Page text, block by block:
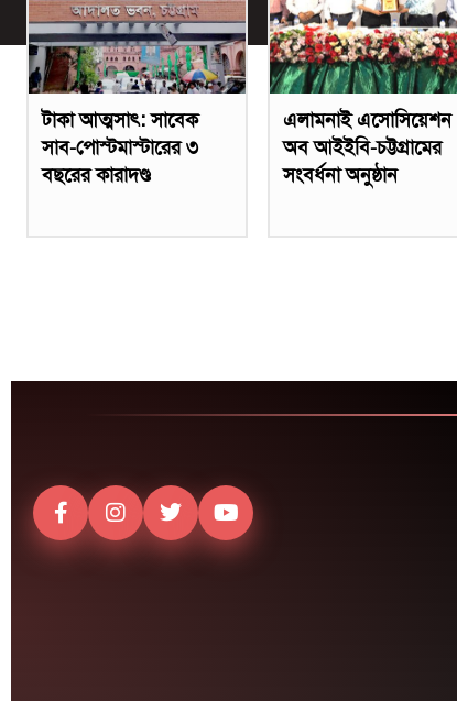
টাকা আত্মসাৎ: সাবেক
সাব-পোস্টমাস্টারের ৩
বছরের কারাদণ্ড
এলামনাই এসোসিয়েশন
অব আইইবি-চট্টগ্রামের
সংবর্ধনা অনুষ্ঠান